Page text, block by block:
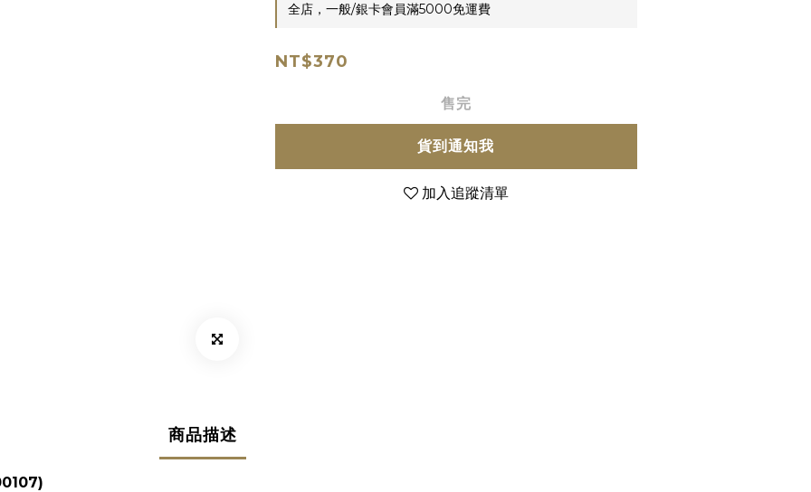
全店，一般/銀卡會員滿5000免運費
NT$370
售完
貨到通知我
加入追蹤清單
商品描述